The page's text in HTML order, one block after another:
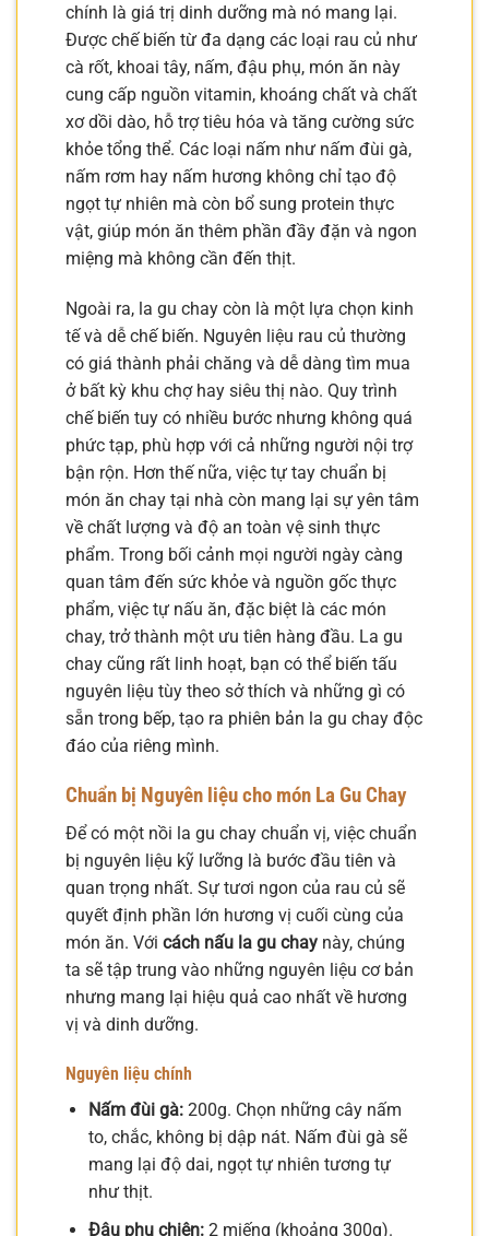
chính là giá trị dinh dưỡng mà nó mang lại.
Được chế biến từ đa dạng các loại rau củ như
cà rốt, khoai tây, nấm, đậu phụ, món ăn này
cung cấp nguồn vitamin, khoáng chất và chất
xơ dồi dào, hỗ trợ tiêu hóa và tăng cường sức
khỏe tổng thể. Các loại nấm như nấm đùi gà,
nấm rơm hay nấm hương không chỉ tạo độ
ngọt tự nhiên mà còn bổ sung protein thực
vật, giúp món ăn thêm phần đầy đặn và ngon
miệng mà không cần đến thịt.
Ngoài ra, la gu chay còn là một lựa chọn kinh
tế và dễ chế biến. Nguyên liệu rau củ thường
có giá thành phải chăng và dễ dàng tìm mua
ở bất kỳ khu chợ hay siêu thị nào. Quy trình
chế biến tuy có nhiều bước nhưng không quá
phức tạp, phù hợp với cả những người nội trợ
bận rộn. Hơn thế nữa, việc tự tay chuẩn bị
món ăn chay tại nhà còn mang lại sự yên tâm
về chất lượng và độ an toàn vệ sinh thực
phẩm. Trong bối cảnh mọi người ngày càng
quan tâm đến sức khỏe và nguồn gốc thực
phẩm, việc tự nấu ăn, đặc biệt là các món
chay, trở thành một ưu tiên hàng đầu. La gu
chay cũng rất linh hoạt, bạn có thể biến tấu
nguyên liệu tùy theo sở thích và những gì có
sẵn trong bếp, tạo ra phiên bản la gu chay độc
đáo của riêng mình.
Chuẩn bị Nguyên liệu cho món La Gu Chay
Để có một nồi la gu chay chuẩn vị, việc chuẩn
bị nguyên liệu kỹ lưỡng là bước đầu tiên và
quan trọng nhất. Sự tươi ngon của rau củ sẽ
quyết định phần lớn hương vị cuối cùng của
món ăn. Với cách nấu la gu chay này, chúng
ta sẽ tập trung vào những nguyên liệu cơ bản
nhưng mang lại hiệu quả cao nhất về hương
vị và dinh dưỡng.
Nguyên liệu chính
Nấm đùi gà:200g. Chọn những cây nấm
to, chắc, không bị dập nát. Nấm đùi gà sẽ
mang lại độ dai, ngọt tự nhiên tương tự
như thịt.
Đậu phụ chiên:2 miếng (khoảng 300g).